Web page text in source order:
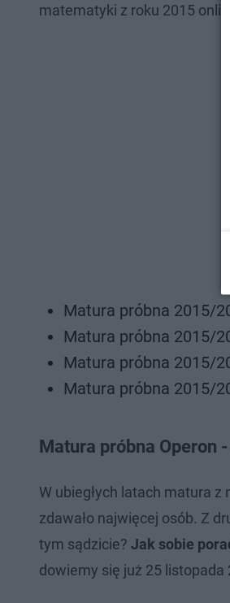
matematyki z roku 2015
Matura próbna 2015/
Matura próbna 2015/
Matura próbna 2015/
Matura próbna 2015/
Matura próbna Operon
W ubiegłych latach matura
zdawało najwięcej osób. Z
tym sądzicie? Jak sobie
dowiemy się już 25